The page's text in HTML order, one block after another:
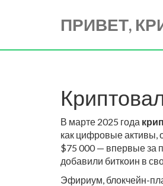
ПРИВЕТ,
В марте 2025 года
как цифровые активы,
$75 000 — впервые за
добавили биткоин в
Эфириум, блокчейн-